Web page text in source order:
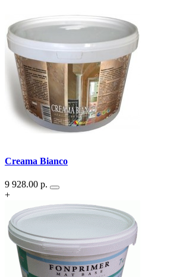
Creama Bianco
9 928.00 р.
+